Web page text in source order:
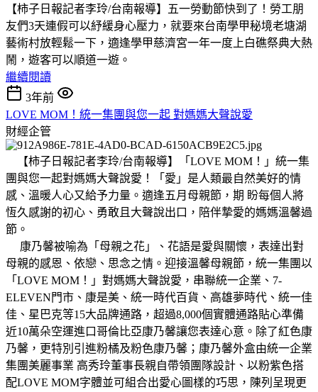
【柿子日報記者李玲/台南報導】五一勞動節快到了！勞工朋
友們3天連假可以紓緩身心壓力，就要來台南學甲秘境老塘湖
藝術村放輕鬆一下，適逢學甲慈濟宮一年一度上白礁祭典大熱
鬧，遊客可以順道一遊。
繼續閱讀
3年前
LOVE MOM！統一集團與您一起 對媽媽大聲說愛
財經企管
【柿子日報記者李玲/台南報導】「LOVE MOM！」統一集
團與您一起對媽媽大聲說愛！「愛」是人類最自然美好的情
感、溫暖人心又給予力量。適逢五月母親節，期 盼每個人將
恆久感謝的初心、勇敢且大聲說出口，陪伴摯愛的媽媽溫馨過
節。
康乃馨被喻為「母親之花」、花語是愛與關懷，表達出對
母親的感恩、依戀、思念之情。迎接溫馨母親節，統一集團以
「LOVE MOM！」對媽媽大聲說愛，串聯統一企業、7-
ELEVEN門市、康是美、統一時代百貨、高雄夢時代、統一佳
佳、星巴克等15大品牌通路，超過8,000個實體通路貼心準備
近10萬朵空運進口哥倫比亞康乃馨讓您表達心意。除了紅色康
乃馨，更特別引進粉橘及粉色康乃馨；康乃馨外盒由統一企業
集團美麗事業 高秀玲董事長親自帶領團隊設計、以粉紫色搭
配LOVE MOM字體並可組合出愛心圖樣的巧思，陳列呈現更